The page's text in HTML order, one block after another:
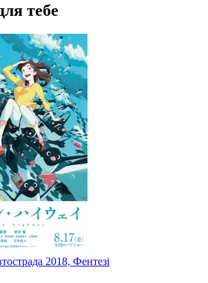
тебе
2018, Фентезі